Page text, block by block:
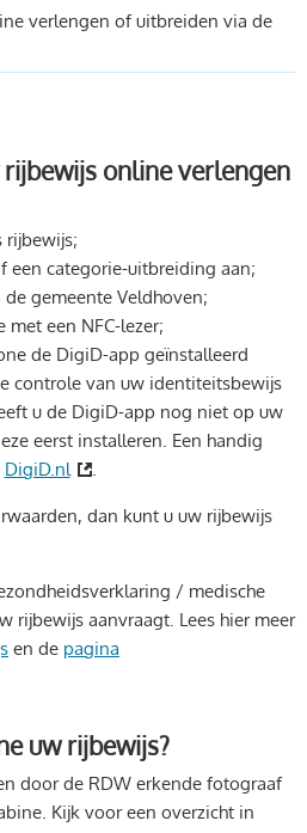
verlengen of uitbreiden via de
online verlengen
rijbewijs;
een categorie-uitbreiding aan;
gemeente Veldhoven;
met een NFC-lezer;
de DigiD-app geïnstalleerd
controle van uw identiteitsbewijs
u de DigiD-app nog niet op uw
eerst installeren. Een handig
DigiD.nl .
dan kunt u uw rijbewijs
/ medische
rijbewijs aanvraagt. Lees hier meer
en de pagina
uw rijbewijs?
door de RDW erkende fotograaf
Kijk voor een overzicht in